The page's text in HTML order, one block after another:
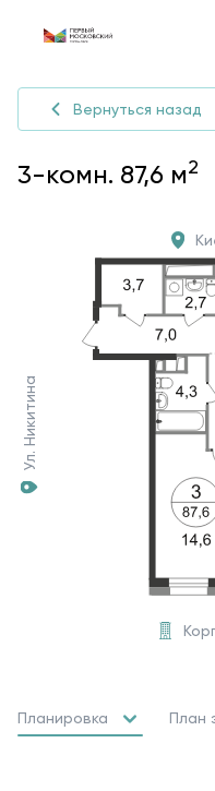
Вернуться назад
3-комн. 87,6 м2
Ул. Никитина
Планировка План